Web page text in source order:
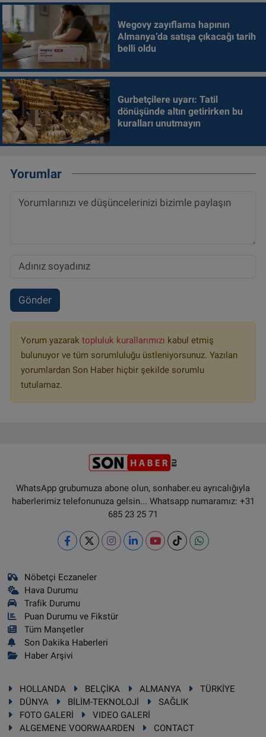
Wegovy zayıflama hapının
Almanya’da satışa çıkacağı tarih
belli oldu
Gurbetçilere uyarı: Tatil
dönüşünde altın getirirken bu
kuralları unutmayın
Yorumlar
Gönder
Yorum yazarak topluluk kurallarımızı kabul etmiş
bulunuyor ve tüm sorumluluğu üstleniyorsunuz. Yazılan
yorumlardan Son Haber hiçbir şekilde sorumlu
tutulamaz.
WhatsApp grubumuza abone olun, sonhaber.eu ayrıcalığıyla
haberlerimiz telefonunuza gelsin... Whatsapp numaramız: +31
685 23 25 71
Nöbetçi Eczaneler
Hava Durumu
Trafik Durumu
Puan Durumu ve Fikstür
Tüm Manşetler
Son Dakika Haberleri
Haber Arşivi
HOLLANDA BELÇİKA ALMANYA
TÜRKİYE
DÜNYA
BİLİM-TEKNOLOJİ
SAĞLIK
FOTO GALERİ
VIDEO GALERİ
ALGEMENE VOORWAARDEN
CONTACT